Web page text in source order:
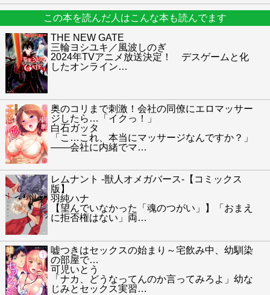
この本を読んだ人はこんな本も読んでます
THE NEW GATE
三輪ヨシユキ／風波しのぎ
2024年TVアニメ放送決定！ デスゲームと化
したオンライン…
奥のコリまで刺激！会社の同僚にエロマッサー
ジしたら…「イクっ！」
白石ガッタ
「こ…これ、本当にマッサージなんですか？」
――会社に内緒でマ…
レムナント -獣人オメガバース-【コミックス
版】
羽純ハナ
【望んでいなかった「魂のつがい」】「おまえ
に拒否権はない」両…
嘘つきはセックスの始まり～宅飲み中、幼馴染
の部屋で…
可児いとう
「ナカ、どうなってんのか言ってみろよ」幼な
じみとセックス実習…